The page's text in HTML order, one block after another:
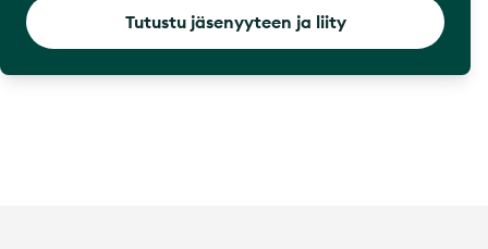
Tutustu jäsenyyteen ja liity